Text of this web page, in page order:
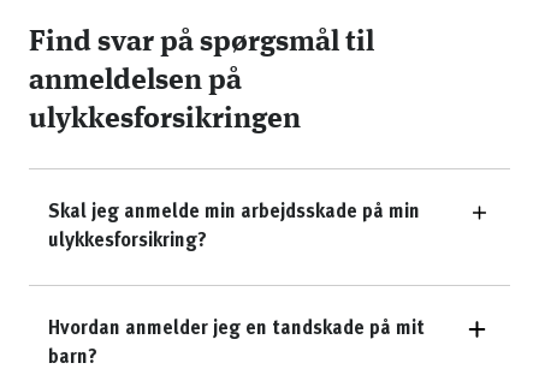
Find svar på spørgsmål til
anmeldelsen på
ulykkesforsikringen
Skal jeg anmelde min arbejdsskade på min
ulykkesforsikring?
Hvordan anmelder jeg en tandskade på mit
barn?